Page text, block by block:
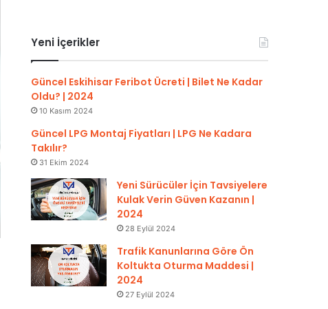
Yeni İçerikler
Güncel Eskihisar Feribot Ücreti | Bilet Ne Kadar
Oldu? | 2024
10 Kasım 2024
Güncel LPG Montaj Fiyatları | LPG Ne Kadara
Takılır?
31 Ekim 2024
Yeni Sürücüler İçin Tavsiyelere
Kulak Verin Güven Kazanın |
2024
28 Eylül 2024
Trafik Kanunlarına Göre Ön
Koltukta Oturma Maddesi |
2024
27 Eylül 2024